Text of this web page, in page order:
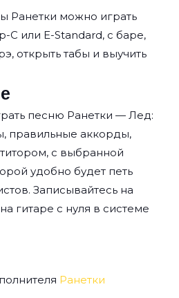
Ранетки можно играть
C или E-Standard, с баре,
открыть табы и выучить
песню Ранетки — Лед:
правильные аккорды,
с выбранной
удобно будет петь
Записывайтесь на
гитаре с нуля в системе
Ранетки